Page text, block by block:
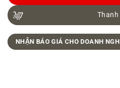
Thanh
NHẬN BÁO GIÁ CHO DOANH